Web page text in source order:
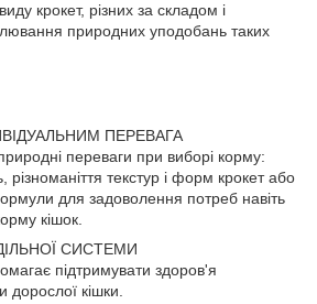
крокет, різних за складом і
природних уподобань таких
ПЕРЕВАГА
переваги при виборі корму:
текстур і форм крокет або
для задоволення потреб навіть
кішок.
СИСТЕМИ
підтримувати здоров'я
дорослої кішки.